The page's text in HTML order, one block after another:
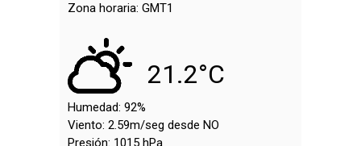
Zona horaria: GMT1
21.2°C
Humedad: 92%
Viento: 2.59m/seg desde NO
Presión: 1015 hPa